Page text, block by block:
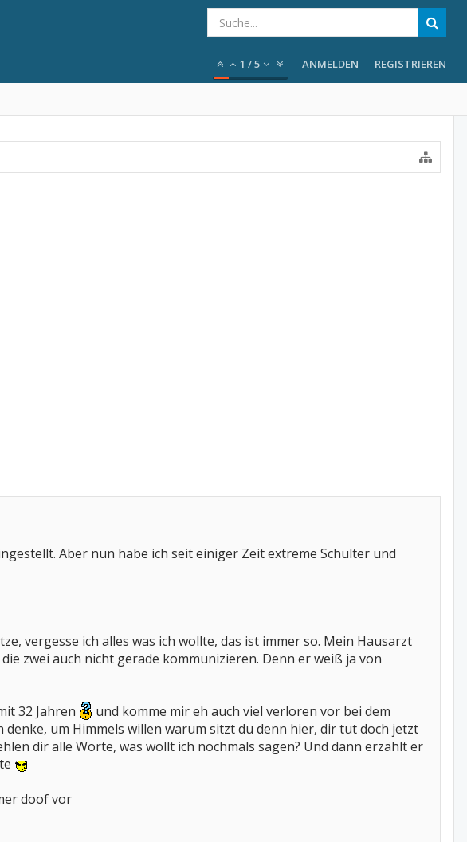
1 /5 ANMELDEN REGISTRIEREN
Aber nun habe ich seit einiger Zeit extreme Schulter und
vergesse ich alles was ich wollte, das ist immer so. Mein Hausarzt
zwei auch nicht gerade kommunizieren. Denn er weiß ja von
32 Jahren
und komme mir eh auch viel verloren vor bei dem
um Himmels willen warum sitzt du denn hier, dir tut doch jetzt
dir alle Worte, was wollt ich nochmals sagen? Und dann erzählt er
doof vor